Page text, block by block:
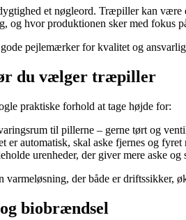
et nøgleord. Træpiller kan
og hvor produktionen sker med fokus
pejlemærker for kvalitet og
du vælger træpiller
praktiske forhold at tage højde for:
til pillerne – gerne tørt og
er automatisk, skal aske fjernes og
urenheder, der giver mere aske
varmeløsning, der både er driftssikker,
biobrændsel